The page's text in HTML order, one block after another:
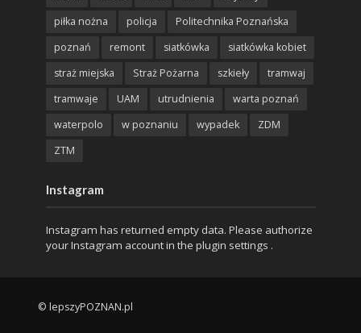
piłka nożna
policja
Politechnika Poznańska
poznań
remont siatkówka
siatkówka kobiet
straż miejska
Straż Pożarna szkieły
tramwaj
tramwaje
UAM utrudnienia
warta poznań
waterpolo
w poznaniu wypadek
ZDM
ZTM
Instagram
Instagram has returned empty data. Please authorize
your Instagram account in the plugin settings .
© lepszyPOZNAN.pl